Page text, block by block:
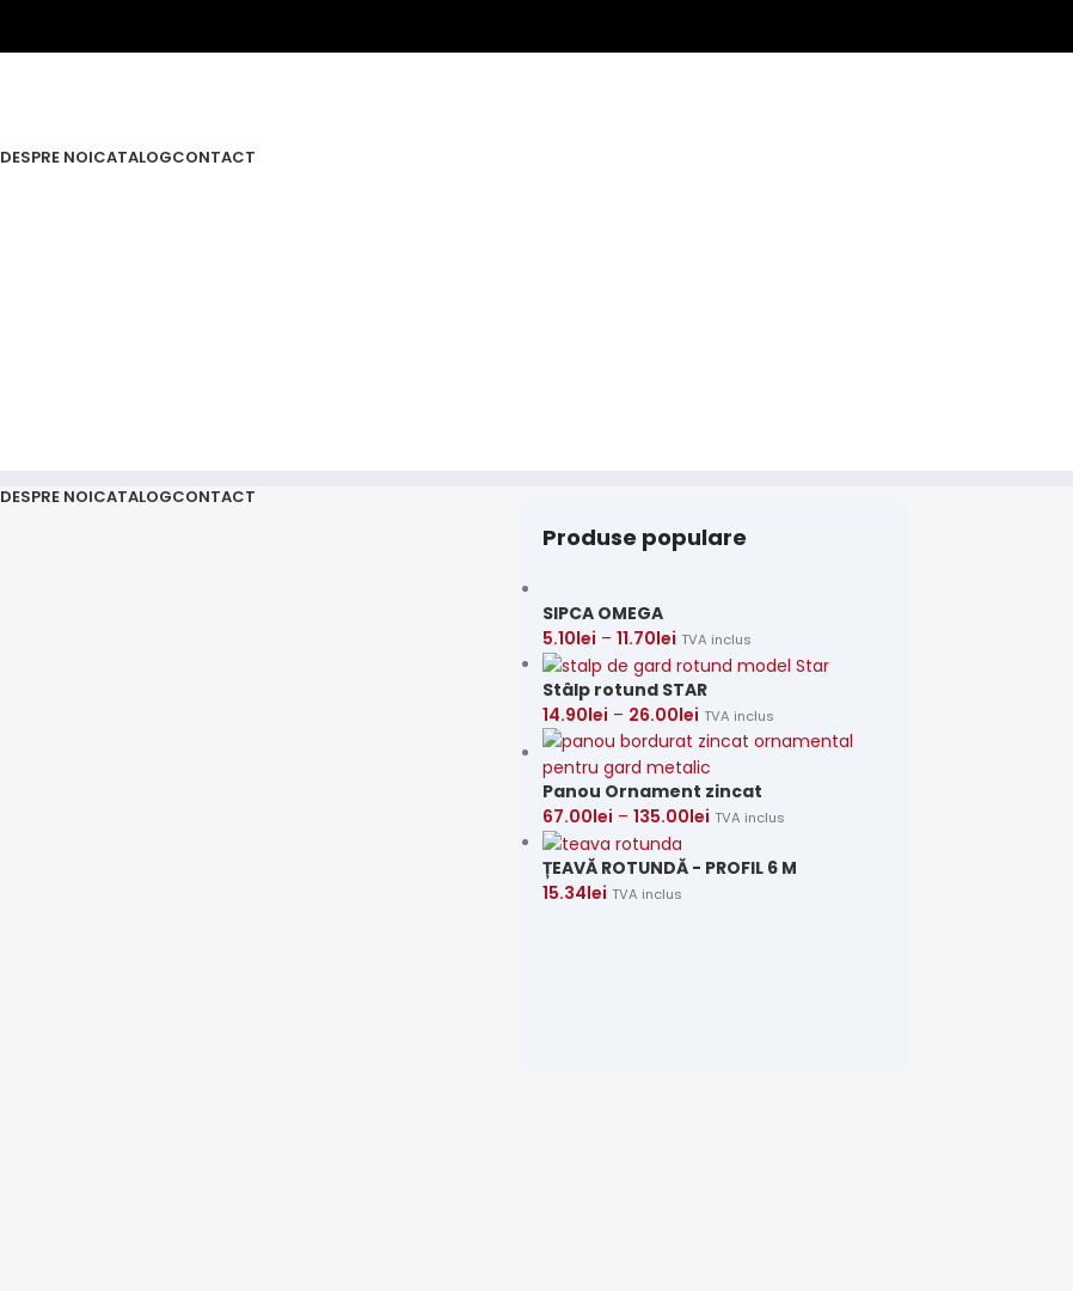
DESPRE NOICATALOGCONTACT
DESPRE NOICATALOGCONTACT
Ștacheți pentru
garduri
Produse populare
SIPCA OMEGA
5.10lei – 11.70lei TVA inclus
Stâlp rotund STAR
14.90lei – 26.00lei TVA inclus
Panou Ornament zincat
67.00lei – 135.00lei TVA inclus
ȚEAVĂ ROTUNDĂ - PROFIL 6 M
15.34lei TVA inclus